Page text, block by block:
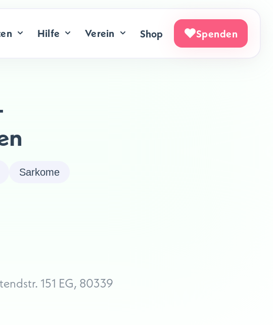
Hilfe Verein Shop Spenden
Sarkome
151 EG, 80339